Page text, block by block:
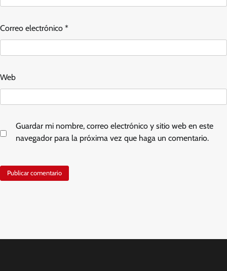
Correo electrónico *
Web
Guardar mi nombre, correo electrónico y sitio web en este
navegador para la próxima vez que haga un comentario.